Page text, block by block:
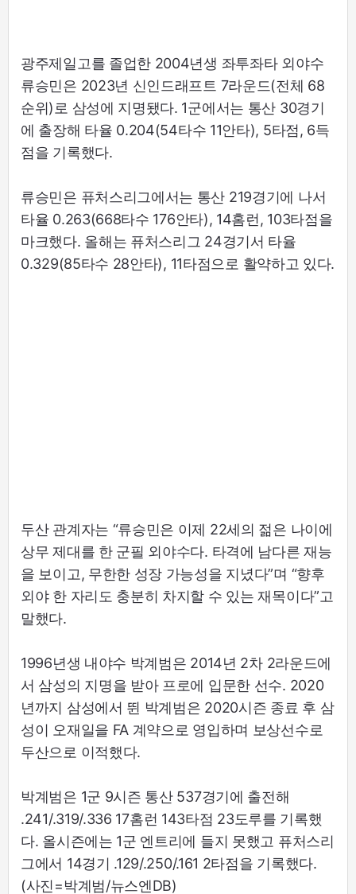
광주제일고를 졸업한 2004년생 좌투좌타 외야수
류승민은 2023년 신인드래프트 7라운드(전체 68
순위)로 삼성에 지명됐다. 1군에서는 통산 30경기
에 출장해 타율 0.204(54타수 11안타), 5타점, 6득
점을 기록했다.
류승민은 퓨처스리그에서는 통산 219경기에 나서
타율 0.263(668타수 176안타), 14홈런, 103타점을
마크했다. 올해는 퓨처스리그 24경기서 타율
0.329(85타수 28안타), 11타점으로 활약하고 있다.
두산 관계자는 “류승민은 이제 22세의 젊은 나이에
상무 제대를 한 군필 외야수다. 타격에 남다른 재능
을 보이고, 무한한 성장 가능성을 지녔다”며 “향후
외야 한 자리도 충분히 차지할 수 있는 재목이다”고
말했다.
1996년생 내야수 박계범은 2014년 2차 2라운드에
서 삼성의 지명을 받아 프로에 입문한 선수. 2020
년까지 삼성에서 뛴 박계범은 2020시즌 종료 후 삼
성이 오재일을 FA 계약으로 영입하며 보상선수로
두산으로 이적했다.
박계범은 1군 9시즌 통산 537경기에 출전해
.241/.319/.336 17홈런 143타점 23도루를 기록했
다. 올시즌에는 1군 엔트리에 들지 못했고 퓨처스리
그에서 14경기 .129/.250/.161 2타점을 기록했다.
(사진=박계범/뉴스엔DB)